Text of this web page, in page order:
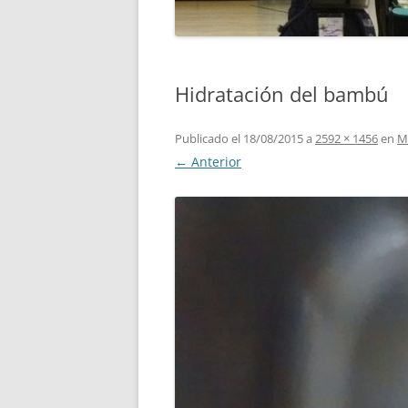
Hidratación del bambú
Publicado el 18/08/2015a 2592 × 1456en
← Anterior